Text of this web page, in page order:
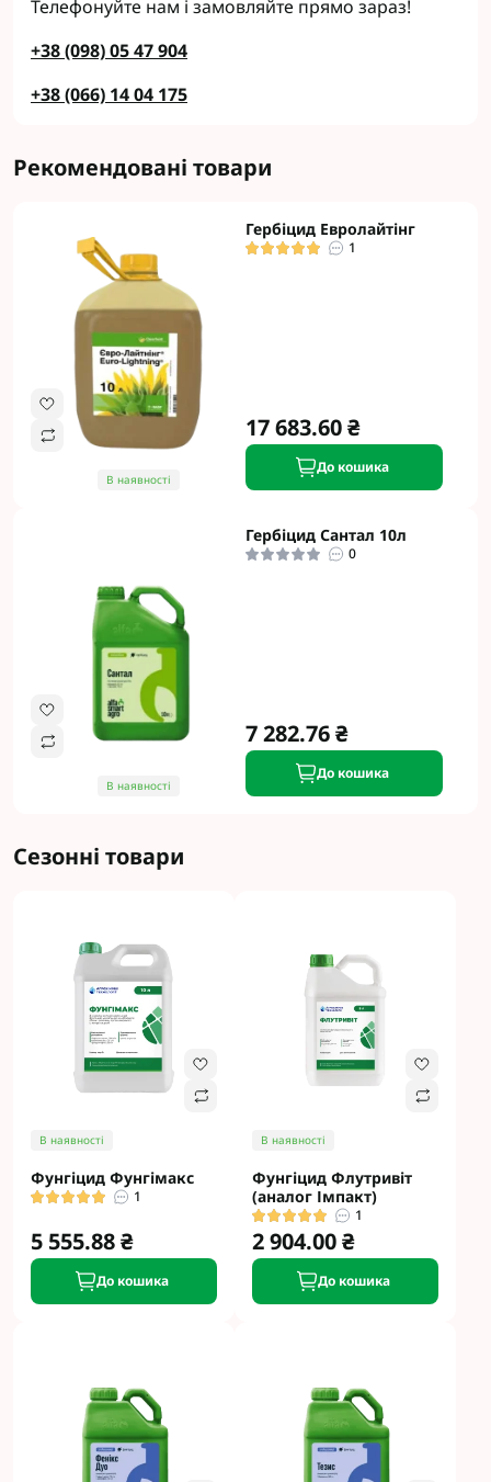
Телефонуйте нам і замовляйте прямо зараз!
+38 (098) 05 47 904
+38 (066) 14 04 175
Рекомендовані товари
В наявності
Гербіцид Евролайтінг
1
17 683.60 ₴
До кошика
В наявності
Гербіцид Сантал 10л
0
7 282.76 ₴
До кошика
Сезонні товари
В наявності
Фунгіцид Фунгімакс
1
5 555.88 ₴
До кошика
В наявності
Фунгіцид Флутривіт
(аналог Імпакт)
1
2 904.00 ₴
До кошика